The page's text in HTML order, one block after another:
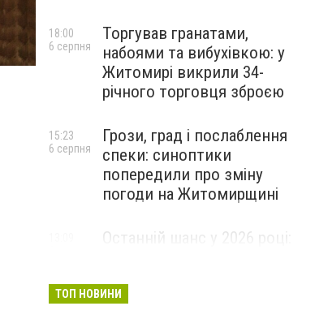
Торгував гранатами,
набоями та вибухівкою: у
Житомирі викрили 34-
річного торговця зброєю
18:00
6 серпня
Грози, град і послаблення
спеки: синоптики
попередили про зміну
погоди на Житомирщині
15:23
6 серпня
Останній шанс у 2026 році:
майбутніх водійок автобусів
ТОП НОВИНИ